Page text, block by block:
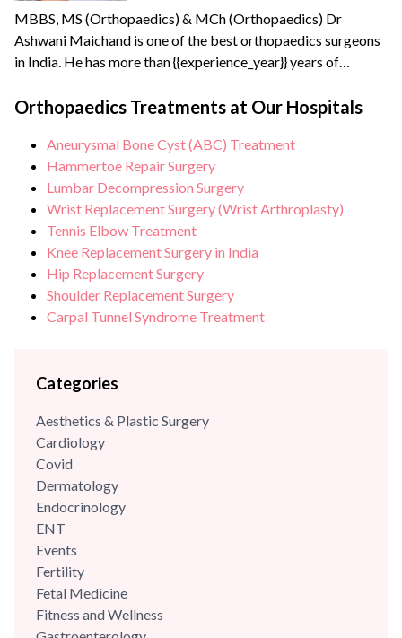
MBBS, MS (Orthopaedics) & MCh (Orthopaedics) Dr
Ashwani Maichand is one of the best orthopaedics surgeons
in India. He has more than {{experience_year}} years of
completed his Joint Replacement Fellowship from the
branch of modern orthopaedics called “Minimal Access
Orthopaedic Surgery”.
Orthopaedics Treatments at Our Hospitals
Aneurysmal Bone Cyst (ABC) Treatment
Hammertoe Repair Surgery
Lumbar Decompression Surgery
Wrist Replacement Surgery (Wrist Arthroplasty)
Tennis Elbow Treatment
Knee Replacement Surgery in India
Hip Replacement Surgery
Shoulder Replacement Surgery
Carpal Tunnel Syndrome Treatment
Categories
Aesthetics & Plastic Surgery
Cardiology
Covid
Dermatology
Endocrinology
ENT
Events
Fertility
Fetal Medicine
Fitness and Wellness